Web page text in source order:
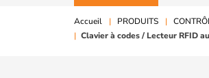
Accueil PRODUITS
Clavier à codes / Lecteur RFID